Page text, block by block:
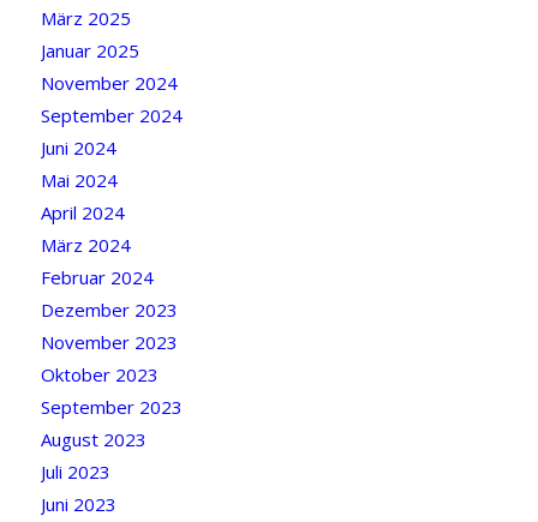
März 2025
Januar 2025
November 2024
September 2024
Juni 2024
Mai 2024
April 2024
März 2024
Februar 2024
Dezember 2023
November 2023
Oktober 2023
September 2023
August 2023
Juli 2023
Juni 2023